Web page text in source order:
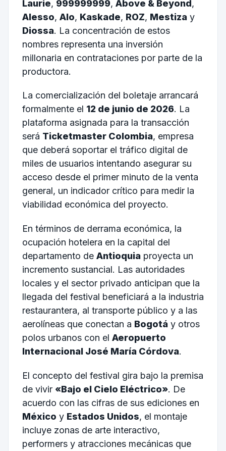
Laurie, 999999999, Above & Beyond,
Alesso, Alo, Kaskade, ROZ, Mestizay
Diossa. La concentración de estos
nombres representa una inversión
millonaria en contrataciones por parte de la
productora.
La comercialización del boletaje arrancará
formalmente el 12 de junio de 2026. La
plataforma asignada para la transacción
será Ticketmaster Colombia, empresa
que deberá soportar el tráfico digital de
miles de usuarios intentando asegurar su
acceso desde el primer minuto de la venta
general, un indicador crítico para medir la
viabilidad económica del proyecto.
En términos de derrama económica, la
ocupación hotelera en la capital del
departamento de Antioquiaproyecta un
incremento sustancial. Las autoridades
locales y el sector privado anticipan que la
llegada del festival beneficiará a la industria
restaurantera, al transporte público y a las
aerolíneas que conectan a Bogotáy otros
polos urbanos con el Aeropuerto
Internacional José María Córdova.
El concepto del festival gira bajo la premisa
de vivir «Bajo el Cielo Eléctrico». De
acuerdo con las cifras de sus ediciones en
México y Estados Unidos, el montaje
incluye zonas de arte interactivo,
performers y atracciones mecánicas que